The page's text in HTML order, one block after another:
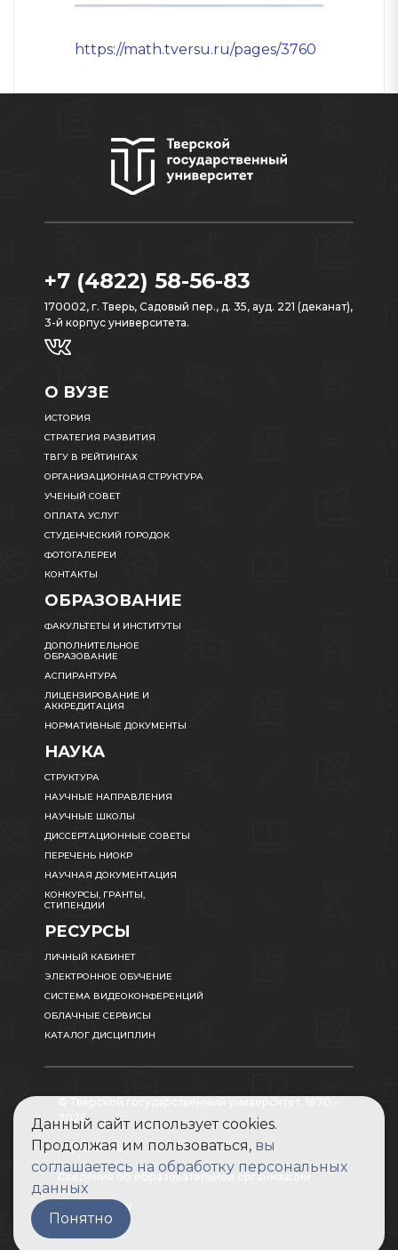
https://math.tversu.ru/pages/3760
+7 (4822) 58-56-83
170002, г. Тверь, Садовый пер., д. 35, ауд. 221 (деканат),
3-й корпус университета.
О ВУЗЕ
ИСТОРИЯ
СТРАТЕГИЯ РАЗВИТИЯ
ТВГУ В РЕЙТИНГАХ
ОРГАНИЗАЦИОННАЯ СТРУКТУРА
УЧЕНЫЙ СОВЕТ
ОПЛАТА УСЛУГ
СТУДЕНЧЕСКИЙ ГОРОДОК
ФОТОГАЛЕРЕИ
КОНТАКТЫ
ОБРАЗОВАНИЕ
ФАКУЛЬТЕТЫ И ИНСТИТУТЫ
ДОПОЛНИТЕЛЬНОЕ
ОБРАЗОВАНИЕ
АСПИРАНТУРА
ЛИЦЕНЗИРОВАНИЕ И
АККРЕДИТАЦИЯ
НОРМАТИВНЫЕ ДОКУМЕНТЫ
НАУКА
СТРУКТУРА
НАУЧНЫЕ НАПРАВЛЕНИЯ
НАУЧНЫЕ ШКОЛЫ
ДИССЕРТАЦИОННЫЕ СОВЕТЫ
ПЕРЕЧЕНЬ НИОКР
НАУЧНАЯ ДОКУМЕНТАЦИЯ
КОНКУРСЫ, ГРАНТЫ,
СТИПЕНДИИ
РЕСУРСЫ
ЛИЧНЫЙ КАБИНЕТ
ЭЛЕКТРОННОЕ ОБУЧЕНИЕ
СИСТЕМА ВИДЕОКОНФЕРЕНЦИЙ
ОБЛАЧНЫЕ СЕРВИСЫ
КАТАЛОГ ДИСЦИПЛИН
2026
Карта сайта
Сведения об образовательной организации
Абитуриенту
Данный сайт использует cookies.
Продолжая им пользоваться, вы
соглашаетесь на обработку персональных
данных
Понятно